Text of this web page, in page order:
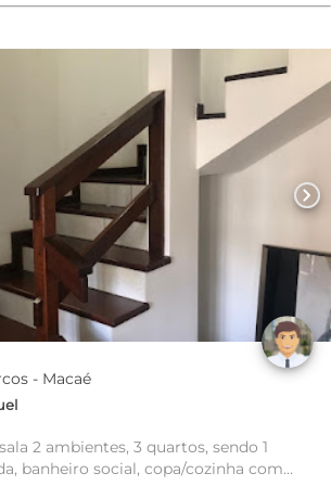
chevron_right
Casa em São Marcos - Macaé
2 ambientes, 3 quartos, sendo 1
banheiro social, copa/cozinha com